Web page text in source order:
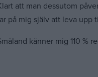
att man dessutom
på mig själv att leva upp
känner mig 110 %